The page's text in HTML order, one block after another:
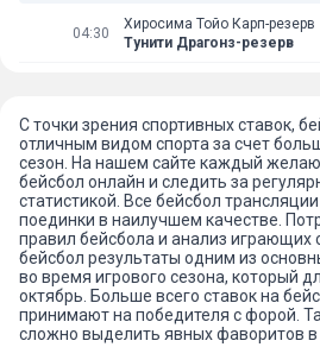
04:30
Хиросима Тойо Карп-резерв
Тунити Драгонз-резерв
С точки зрения спортивных ставок,
отличным видом спорта за счет
сезон. На нашем сайте каждый
бейсбол онлайн и следить за
статистикой. Все бейсбол
поединки в наилучшем качестве.
правил бейсбола и анализ играющих
бейсбол результаты одним из
во время игрового сезона, который
октябрь. Больше всего ставок на
принимают на победителя с форой.
сложно выделить явных фаворитов